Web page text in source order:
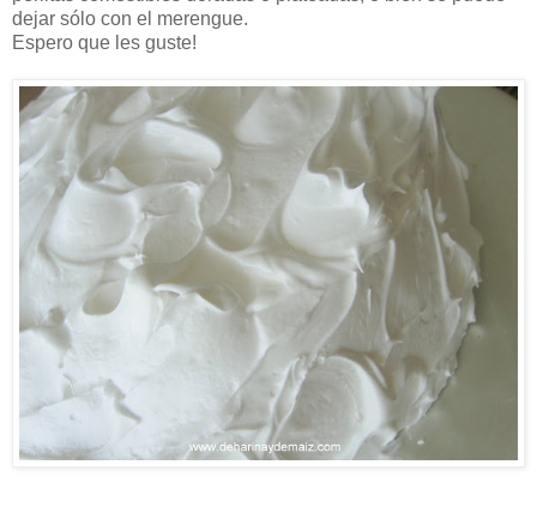
dejar sólo con el merengue.
Espero que les guste!